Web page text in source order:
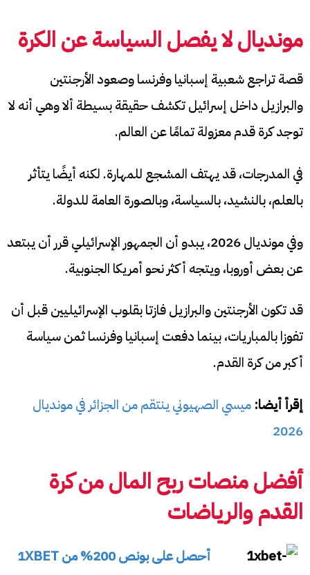
مونديال لا يفصل السياسة عن الكرة
قصة تراجع شعبية إسبانيا وفرنسا وصعود الأرجنتين
والبرازيل داخل إسرائيل تكشف حقيقة بسيطة ألا وهي أنه لا
توجد كرة قدم معزولة تمامًا عن العالم.
في المدرجات، قد يهتف المشجع للمهارة. لكنه أيضًا يتأثر
بالعلم، بالنشيد، بالسياسة، وبالصورة العامة للدولة.
وفي مونديال 2026، يبدو أن الجمهور الإسرائيلي قرر أن يبتعد
عن بعض أوروبا، ويتجه أكثر نحو أمريكا الجنوبية.
قد تكون الأرجنتين والبرازيل فازتا بقلوب الإسرائيليين قبل أن
تفوزا بالمباريات، بينما دفعت إسبانيا وفرنسا ثمن سياسة
أكبر من كرة القدم.
إقرأ أيضا: ميسي الصهيوني ينتقم من الجزائر في مونديال
2026
أفضل منصات ربح المال من كرة
القدم والرياضات
أحصل على بونص 200% من 1XBET